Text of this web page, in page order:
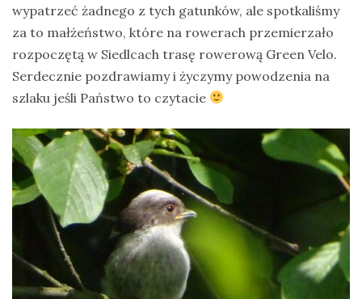
wypatrzeć żadnego z tych gatunków, ale spotkaliśmy
za to małżeństwo, które na rowerach przemierzało
rozpoczętą w Siedlcach trasę rowerową Green Velo.
Serdecznie pozdrawiamy i życzymy powodzenia na
szlaku jeśli Państwo to czytacie